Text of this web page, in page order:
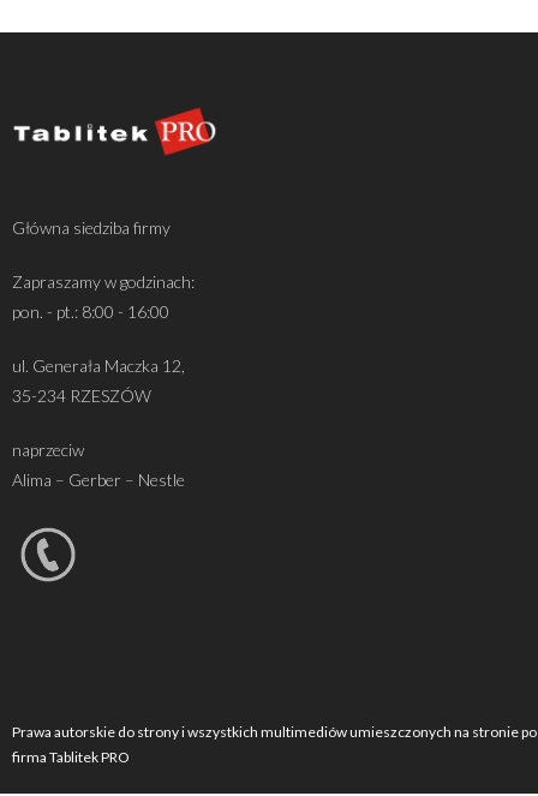
Główna siedziba firmy
Zapraszamy w godzinach:
pon. - pt.: 8:00 - 16:00
ul. Generała Maczka 12,
35-234 RZESZÓW
naprzeciw
Alima – Gerber – Nestle
Prawa autorskie do strony i wszystkich multimediów umieszczonych na stronie
firma Tablitek PRO